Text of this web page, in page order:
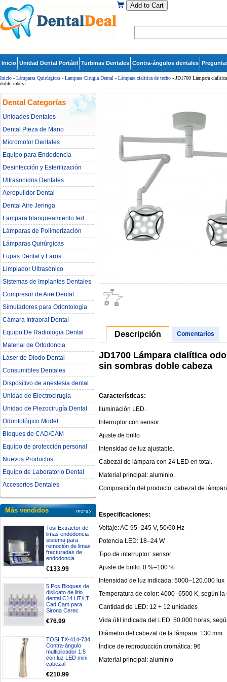
Add to Cart
Inicio Unidad Dental Portátil Turbinas Dentales Contra-ángulos dentales
Inicio - Lámparas Quirúrgicas - Lampara Cirugia Dental - Lámpara cialítica de techo - JD1700 Lámpara
doble cabeza
Dental Categorías
Unidades Dentales
Dental Pieza de Mano
Micromotor Dentales
Equipo para Endodoncia
Desinfección y Esterilización
Ultrasonidos Dentales
Aeropulidor Dental
Dental Aire Jeringa
Lampara blanqueamiento led
dental
Lámparas de Polimerización
Lámparas Quirúrgicas
Lupas Dental y Faros
Limpiador Ultrasónico
Sistemas de Implantes Dentales
Compresor de Aire Dental
Simuladores para Odontologia
Cámara Intraoral Dental
Equipo De Radiologia Dental‎
Material de Ortodoncia
Láser de Diodo Dental
Consumibles Dentales
Dispositivo de anestesia dental
Unidad de Electrocirugía
Unidad de Piezocirugía Dental
Odontológico Model
Bloques de CAD/CAM
Equipo de protección personal
Nuevos Productos
Equipo de Laboratorio Dental
Accesorios Dentales
Más vendidos
Tosi Extractor de
limas endodoncia
sistema para
remoción de limas
fracturadas de
endodoncia
€133.99
5 Pcs Bloques de
dislicato de litio
dental C14 HT/LT
Cad Cam para
Sirona Cerec
€76.99
TOSI TX-414-734
Contra-ángulo
multiplicador 1:5
con luz LED mini
cabezal
€210.99
Descripción Comentarios
JD1700 Lámpara cialítica
sin sombras doble cabeza
Características:
Iluminación LED.
Interruptor con sensor.
Ajuste de brillo
Intensidad de luz ajustable.
Cabezal de lámpara con 24 LED en total.
Material principal: aluminio.
Composición del producto: cabezal de
Especificaciones:
Voltaje: AC 95–245 V, 50/60 Hz
Potencia LED: 18–24 W
Tipo de interruptor: sensor
Ajuste de brillo: 0 %–100 %
Intensidad de luz indicada: 5000–120.000 lux
Temperatura de color: 4000–6500 K, según
Cantidad de LED: 12 + 12 unidades
Vida útil indicada del LED: 50.000 horas,
Diámetro del cabezal de la lámpara: 130 mm
Índice de reproducción cromática: 96
Material principal: aluminio